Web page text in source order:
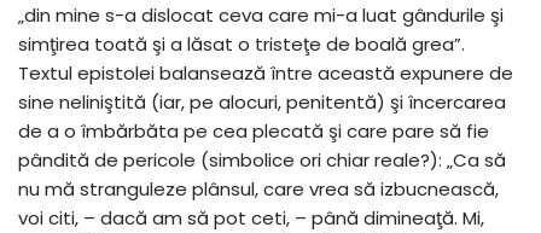
„din mine s-a dislocat ceva care mi-a luat gândurile şi
simţirea toată şi a lăsat o tristeţe de boală grea”.
Textul epistolei balansează între această expunere de
sine neliniştită (iar, pe alocuri, penitentă) şi încercarea
de a o îmbărbăta pe cea plecată şi care pare să fie
pândită de pericole (simbolice ori chiar reale?): „Ca să
nu mă stranguleze plânsul, care vrea să izbucnească,
voi citi, – dacă am să pot ceti, – până dimineaţă. Mi,